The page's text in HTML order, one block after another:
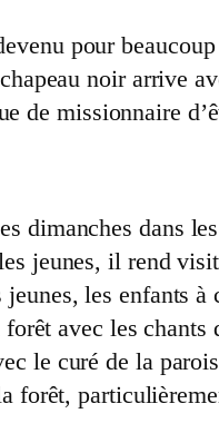
pour
noir arrive
de missionnaire
dimanches dans
jeunes, il rend
les enfants
avec les
le curé de la
forêt,